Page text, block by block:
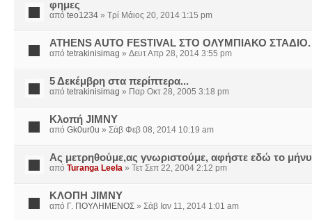
φημες
από teo1234 » Τρί Μάιος 20, 2014 1:15 pm
ATHENS AUTO FESTIVAL ΣΤΟ ΟΛΥΜΠΙΑΚΟ ΣΤΑΔΙΟ.
από tetrakinisimag » Δευτ Απρ 28, 2014 3:55 pm
5 Δεκέμβρη στα περίπτερα...
από tetrakinisimag » Παρ Οκτ 28, 2005 3:18 pm
Κλοπή JIMNY
από Gk0ur0u » Σάβ Φεβ 08, 2014 10:19 am
Ας μετρηθούμε,ας γνωριστούμε, αφήστε εδώ το
από Turanga Leela » Τετ Σεπ 22, 2004 2:12 pm
ΚΛΟΠΗ JIMNY
από Γ. ΠΟΥΛΗΜΕΝΟΣ » Σάβ Ιαν 11, 2014 1:01 am